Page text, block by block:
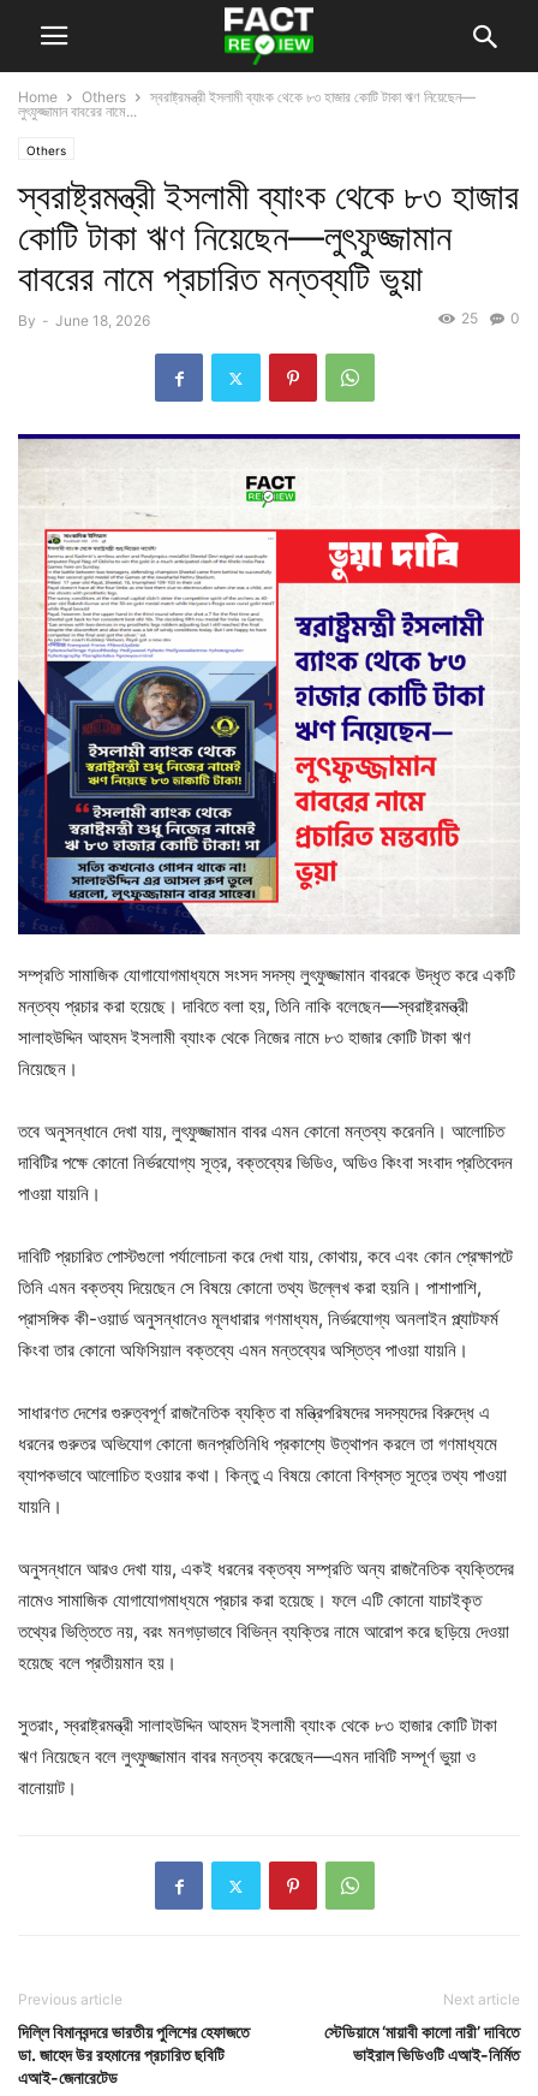
Home Others
স্বরাষ্ট্রমন্ত্রী ইসলামী ব্যাংক থেকে ৮৩ হাজার কোটি টাকা ঋণ নিয়েছেন—
লুৎফুজ্জামান বাবরের নামে...
Others
স্বরাষ্ট্রমন্ত্রী ইসলামী ব্যাংক থেকে ৮৩ হাজার
কোটি টাকা ঋণ নিয়েছেন—লুৎফুজ্জামান
বাবরের নামে প্রচারিত মন্তব্যটি ভুয়া
By - June 18, 2026 0
25
সম্প্রতি সামাজিক যোগাযোগমাধ্যমে সংসদ সদস্য লুৎফুজ্জামান বাবরকে উদ্ধৃত করে একটি
মন্তব্য প্রচার করা হয়েছে। দাবিতে বলা হয়, তিনি নাকি বলেছেন—স্বরাষ্ট্রমন্ত্রী
সালাহউদ্দিন আহমদ ইসলামী ব্যাংক থেকে নিজের নামে ৮৩ হাজার কোটি টাকা ঋণ
নিয়েছেন।
তবে অনুসন্ধানে দেখা যায়, লুৎফুজ্জামান বাবর এমন কোনো মন্তব্য করেননি। আলোচিত
দাবিটির পক্ষে কোনো নির্ভরযোগ্য সূত্র, বক্তব্যের ভিডিও, অডিও কিংবা সংবাদ প্রতিবেদন
পাওয়া যায়নি।
দাবিটি প্রচারিত পোস্টগুলো পর্যালোচনা করে দেখা যায়, কোথায়, কবে এবং কোন প্রেক্ষাপটে
তিনি এমন বক্তব্য দিয়েছেন সে বিষয়ে কোনো তথ্য উল্লেখ করা হয়নি। পাশাপাশি,
প্রাসঙ্গিক কী-ওয়ার্ড অনুসন্ধানেও মূলধারার গণমাধ্যম, নির্ভরযোগ্য অনলাইন প্ল্যাটফর্ম
কিংবা তার কোনো অফিসিয়াল বক্তব্যে এমন মন্তব্যের অস্তিত্ব পাওয়া যায়নি।
সাধারণত দেশের গুরুত্বপূর্ণ রাজনৈতিক ব্যক্তি বা মন্ত্রিপরিষদের সদস্যদের বিরুদ্ধে এ
ধরনের গুরুতর অভিযোগ কোনো জনপ্রতিনিধি প্রকাশ্যে উত্থাপন করলে তা গণমাধ্যমে
ব্যাপকভাবে আলোচিত হওয়ার কথা। কিন্তু এ বিষয়ে কোনো বিশ্বস্ত সূত্রে তথ্য পাওয়া
যায়নি।
অনুসন্ধানে আরও দেখা যায়, একই ধরনের বক্তব্য সম্প্রতি অন্য রাজনৈতিক ব্যক্তিদের
নামেও সামাজিক যোগাযোগমাধ্যমে প্রচার করা হয়েছে। ফলে এটি কোনো যাচাইকৃত
তথ্যের ভিত্তিতে নয়, বরং মনগড়াভাবে বিভিন্ন ব্যক্তির নামে আরোপ করে ছড়িয়ে দেওয়া
হয়েছে বলে প্রতীয়মান হয়।
সুতরাং, স্বরাষ্ট্রমন্ত্রী সালাহউদ্দিন আহমদ ইসলামী ব্যাংক থেকে ৮৩ হাজার কোটি টাকা
ঋণ নিয়েছেন বলে লুৎফুজ্জামান বাবর মন্তব্য করেছেন—এমন দাবিটি সম্পূর্ণ ভুয়া ও
বানোয়াট।
Previous article
দিল্লি বিমানবন্দরে ভারতীয় পুলিশের হেফাজতে
ডা. জাহেদ উর রহমানের প্রচারিত ছবিটি
এআই-জেনারেটেড
Next article
স্টেডিয়ামে ‘মায়াবী কালো নারী’ দাবিতে
ভাইরাল ভিডিওটি এআই-নির্মিত